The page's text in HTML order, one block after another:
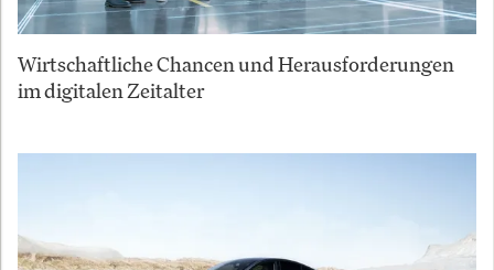
Wirtschaftliche Chancen und Herausforderungen
im digitalen Zeitalter